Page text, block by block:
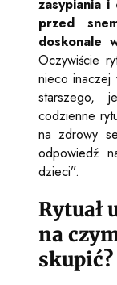
zasypiania i
przed
doskonale
Oczywiście
nieco inaczej
starszego,
codzienne
na zdrowy
odpowiedź
dzieci”.
Rytuał
na
skupić?